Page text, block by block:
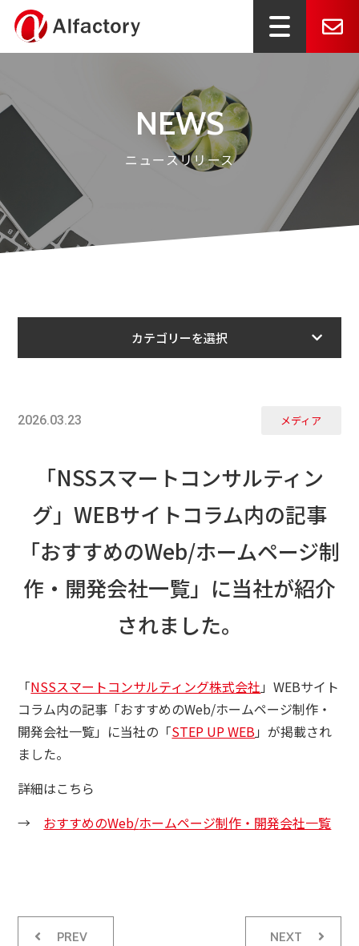
NEWS
ニュースリリース
カテゴリーを選択
2026.03.23 メディア
「NSSスマートコンサルティン
グ」WEBサイトコラム内の記事
「おすすめのWeb/ホームページ制
作・開発会社一覧」に当社が紹介
されました。
「NSSスマートコンサルティング株式会社 」WEBサイト
コラム内の記事「おすすめのWeb/ホームページ制作・
開発会社一覧」に当社の「STEP UP WEB」が掲載され
ました。
詳細はこちら
→ おすすめのWeb/ホームページ制作・開発会社一覧
PREV NEXT